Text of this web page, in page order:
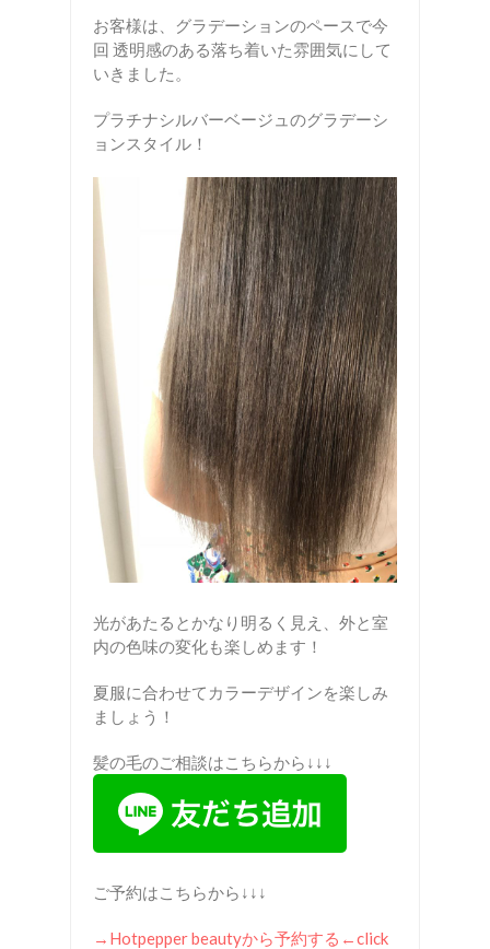
お客様は、グラデーションのペースで今
回 透明感のある落ち着いた雰囲気にして
いきました。
プラチナシルバーベージュのグラデーシ
ョンスタイル！
光があたるとかなり明るく見え、外と室
内の色味の変化も楽しめます！
夏服に合わせてカラーデザインを楽しみ
ましょう！
髪の毛のご相談はこちらから↓↓↓
ご予約はこちらから↓↓↓
→Hotpepper beautyから予約する ←click